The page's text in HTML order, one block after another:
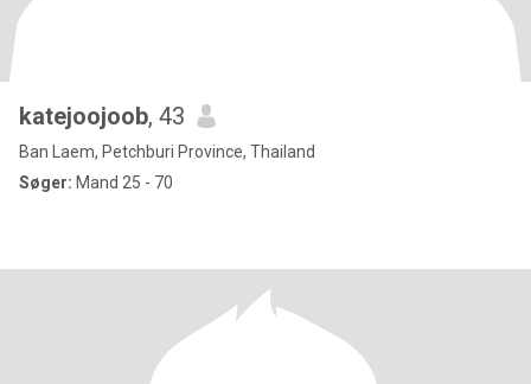
katejoojoob, 43
Ban Laem, Petchburi Province, Thailand
Søger: Mand 25 - 70